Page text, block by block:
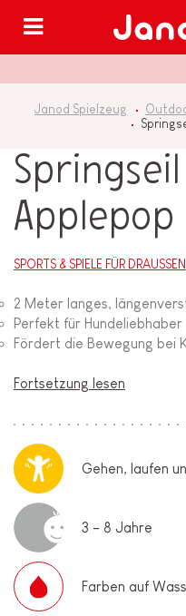
Janod Spielzeug
Applepop
SPORTS & SPIELE FÜR DRAUSSEN
2 Meter langes,
Perfekt für Hundeliebhaber
Fördert die Bewegung bei
Fortsetzung lesen
Gehen, laufen
3 - 8 Jahre
Farben auf